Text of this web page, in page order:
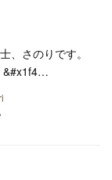
、さのりです。
&#x1f4…